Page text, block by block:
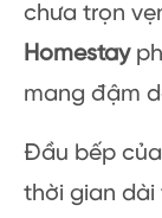
chưa trọn
Homestay
mang đậm
Đầu bếp
thời gian dài